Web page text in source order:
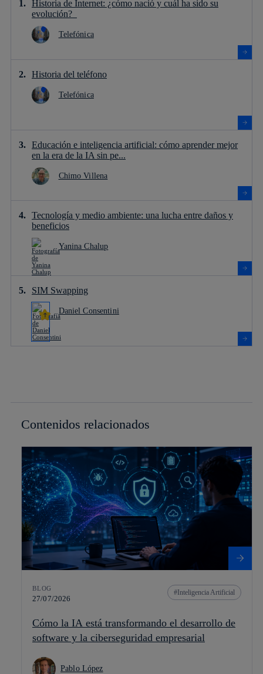
Historia de Internet: ¿cómo nació y cuál ha sido su
evolución?
Telefónica
Historia del teléfono
Telefónica
Educación e inteligencia artificial: cómo aprender mejor
en la era de la IA sin pe...
Chimo Villena
Tecnología y medio ambiente: una lucha entre daños y
beneficios
Yanina Chalup
SIM Swapping
Daniel Consentini
Contenidos relacionados
BLOG
27/07/2026
Inteligencia Artificial
Cómo la IA está transformando el desarrollo de
software y la ciberseguridad empresarial
Pablo López